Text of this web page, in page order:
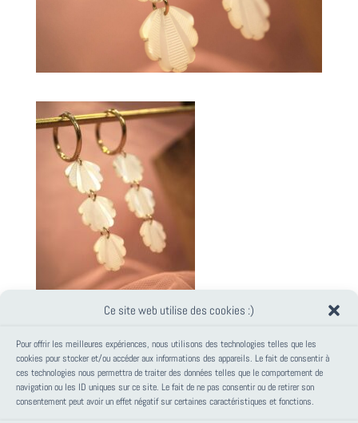
Ce site web utilise des cookies :)
Pour offrir les meilleures expériences, nous utilisons des technologies telles que les
cookies pour stocker et/ou accéder aux informations des appareils. Le fait de consentir à
ces technologies nous permettra de traiter des données telles que le comportement de
navigation ou les ID uniques sur ce site. Le fait de ne pas consentir ou de retirer son
consentement peut avoir un effet négatif sur certaines caractéristiques et fonctions.
PANIER
Votre panier est vide.